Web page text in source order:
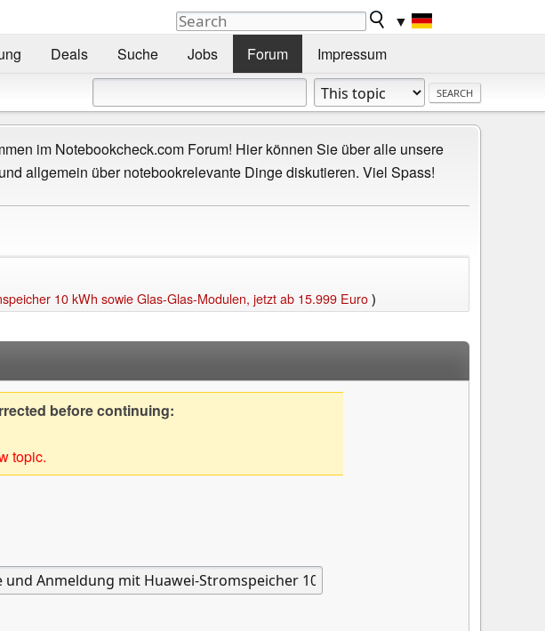
▼
Deals Suche Jobs Forum Impressum
im Notebookcheck.com Forum! Hier können Sie über alle unsere
allgemein über notebookrelevante Dinge diskutieren. Viel Spass!
10 kWh sowie Glas-Glas-Modulen, jetzt ab 15.999 Euro )
before continuing:
topic.